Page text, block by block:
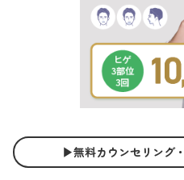
▶︎無料カウンセリング